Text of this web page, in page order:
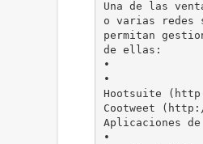
Una de las
o varias redes
permitan
de ellas:
•
•
Hootsuite
Cootweet
Aplicaciones
•